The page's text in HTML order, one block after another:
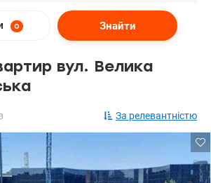
0 Знайти
вул. Велика
За релевантністю